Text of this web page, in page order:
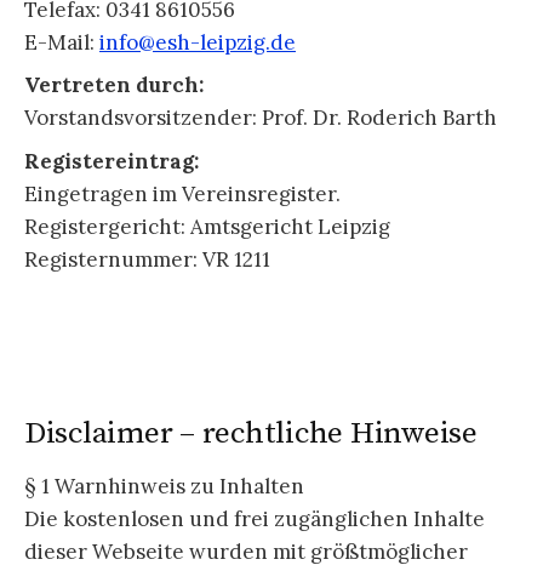
Telefax: 0341 8610556
E-Mail: info@esh-leipzig.de
Vertreten durch:
Vorstandsvorsitzender: Prof. Dr. Roderich Barth
Registereintrag:
Eingetragen im Vereinsregister.
Registergericht: Amtsgericht Leipzig
Registernummer: VR 1211
Disclaimer – rechtliche Hinweise
§ 1 Warnhinweis zu Inhalten
Die kostenlosen und frei zugänglichen Inhalte
dieser Webseite wurden mit größtmöglicher